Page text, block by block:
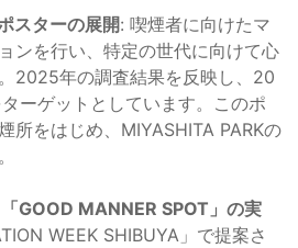
スターの展開: 喫煙者に向けたマ
ンを行い、特定の世代に向けて心
2025年の調査結果を反映し、20
ーゲットとしています。このポ
所をはじめ、MIYASHITA PARKの
GOOD MANNER SPOT」の実
WEEK SHIBUYA」で提案さ